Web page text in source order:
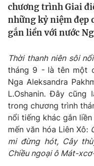
Thế giới
Tin tức
Thế giới đó đây
Câu chuyện quốc tế
Tài chính
Thị trường
Góc doanh nghiệp
Dữ liệu và đời sống
Truyền hình
Phim VTV
Hậu trường
Giải trí
Điện ảnh
Đời sống
chương trình Giai
những kỷ niệm đẹp
gắn liền với nước
Thời thanh niên sôi
tháng 9 - là tên một
Nga Aleksandra
L.Oshanin. Đây
trong chương trình
nổi tiếng khác gắn
mến văn hóa Liên Xô:
mi đừng hót, Cây
Chiều ngoại ô Mát-